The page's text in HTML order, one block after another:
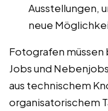
Ausstellungen,
neue
Fotografen müssen
Jobs und
aus technischem
organisatorischem